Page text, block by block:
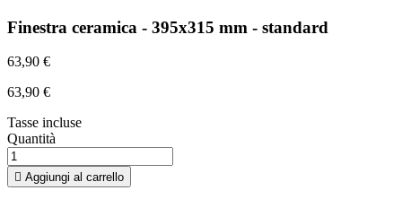
Finestra ceramica - 395x315 mm - standard
63,90 €
63,90 €
Tasse incluse
Quantità
 Aggiungi al carrello